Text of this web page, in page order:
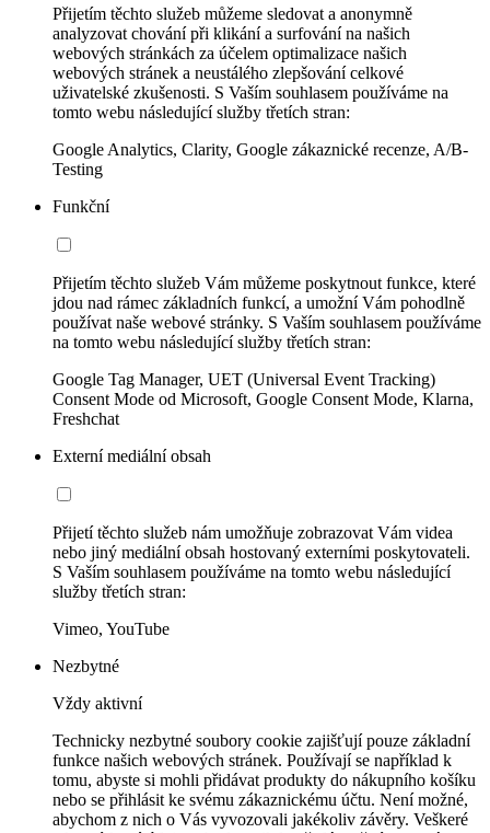
Přijetím těchto služeb můžeme sledovat a anonymně
analyzovat chování při klikání a surfování na našich
webových stránkách za účelem optimalizace našich
webových stránek a neustálého zlepšování celkové
uživatelské zkušenosti. S Vaším souhlasem používáme na
tomto webu následující služby třetích stran:
Google Analytics, Clarity, Google zákaznické recenze, A/B-
Testing
Funkční
Přijetím těchto služeb Vám můžeme poskytnout funkce, které
jdou nad rámec základních funkcí, a umožní Vám pohodlně
používat naše webové stránky. S Vaším souhlasem používáme
na tomto webu následující služby třetích stran:
Google Tag Manager, UET (Universal Event Tracking)
Consent Mode od Microsoft, Google Consent Mode, Klarna,
Freshchat
Externí mediální obsah
Přijetí těchto služeb nám umožňuje zobrazovat Vám videa
nebo jiný mediální obsah hostovaný externími poskytovateli.
S Vaším souhlasem používáme na tomto webu následující
služby třetích stran:
Vimeo, YouTube
Nezbytné
Vždy aktivní
Technicky nezbytné soubory cookie zajišťují pouze základní
funkce našich webových stránek. Používají se například k
tomu, abyste si mohli přidávat produkty do nákupního košíku
nebo se přihlásit ke svému zákaznickému účtu. Není možné,
abychom z nich o Vás vyvozovali jakékoliv závěry. Veškeré